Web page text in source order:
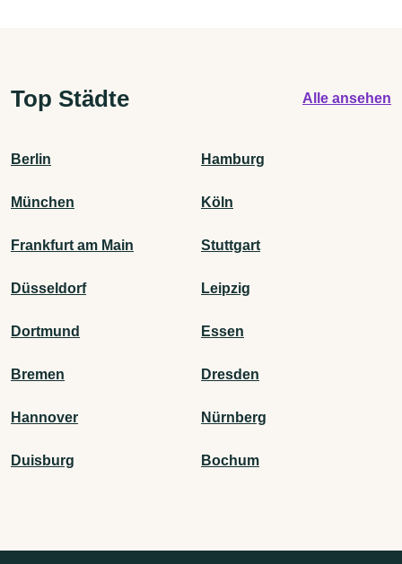
Top Städte Alle ansehen
Berlin Hamburg
München Köln
Frankfurt am Main Stuttgart
Düsseldorf Leipzig
Dortmund Essen
Bremen Dresden
Hannover Nürnberg
Duisburg Bochum